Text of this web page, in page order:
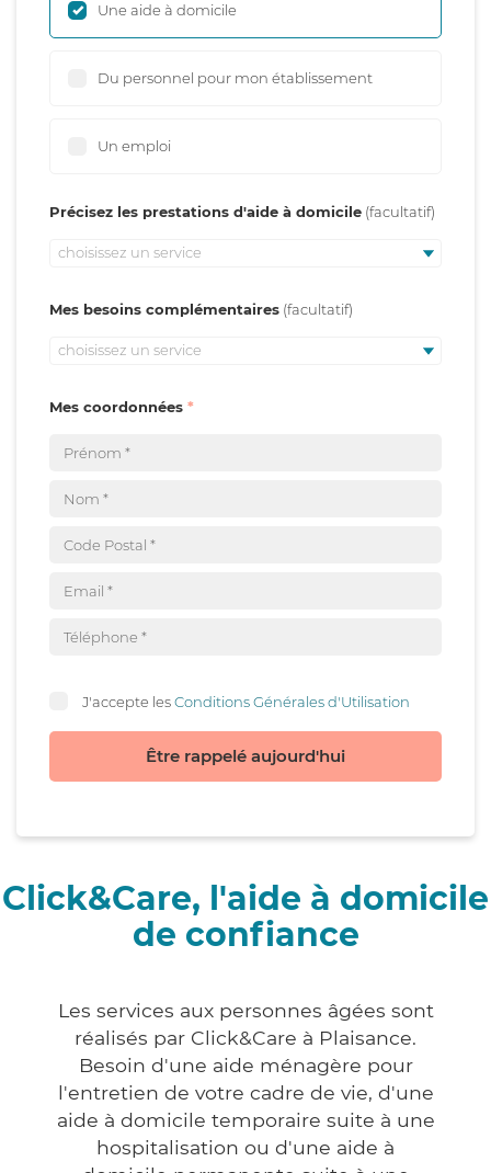
Une aide à domicile
Du personnel pour mon établissement
Un emploi
Précisez les prestations d'aide à domicile
choisissez un service
Mes besoins complémentaires
choisissez un service
Mes coordonnées
J'accepte lesConditions Générales d'Utilisation
Être rappelé aujourd'hui
Click&Care, l'aide à domicile
de confiance
Les services aux personnes âgées sont
réalisés par Click&Care à Plaisance.
Besoin d'une aide ménagère pour
l'entretien de votre cadre de vie, d'une
aide à domicile temporaire suite à une
hospitalisation ou d'une aide à